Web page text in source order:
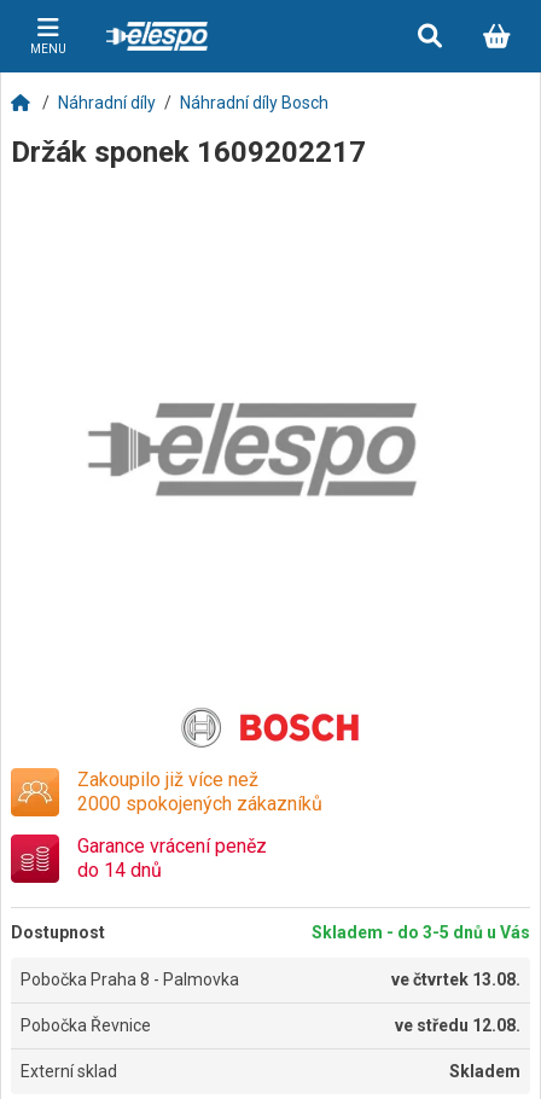
MENU
Náhradní díly Náhradní díly Bosch
Držák sponek 1609202217
Zakoupilo již více než
2000 spokojených zákazníků
Garance vrácení peněz
do 14 dnů
Dostupnost Skladem - do 3-5 dnů u Vás
Pobočka Praha 8 - Palmovka večtvrtek 13.08.
Pobočka Řevnice ve středu 12.08.
Externí sklad Skladem